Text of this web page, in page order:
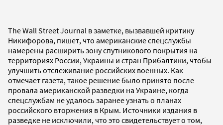
The Wall Street Journal в заметке, вызвавшей критику
Никифорова, пишет, что американские спецслужбы
намерены расширить зону спутникового покрытия на
территориях России, Украины и стран Прибалтики, чтобы
улучшить отслеживание российских военных. Как
отмечает газета, такое решение было принято после
провала американской разведки на Украине, когда
спецслужбам не удалось заранее узнать о планах
российского вторжения в Крым. Источники издания в
разведке не исключили, что это свидетельствует о том,